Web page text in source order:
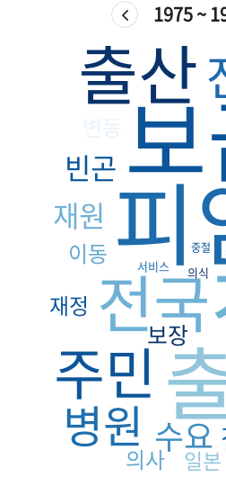
1975 ~
피
출산
전국
주민
병원 수요
빈곤
재원
보장
이동
재정
의사 일본
서비스 의식
중절